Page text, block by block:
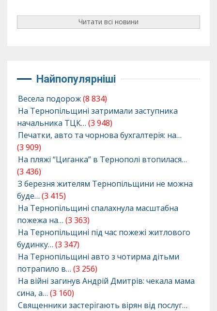
Читати всі новини
Найпопулярніші
Весела подорож(8 834)
На Тернопільщині затримали заступника
начальника ТЦК… (3 948)
Печатки, авто та чорнова бухгалтерія: на…
(3 909)
На пляжі “Циганка” в Тернополі втопилася…
(3 436)
З березня жителям Тернопільщини не можна
буде… (3 415)
На Тернопільщині спалахнула масштабна
пожежа на… (3 363)
На Тернопільщині під час пожежі житлового
будинку… (3 347)
На Тернопільщині авто з чотирма дітьми
потрапило в… (3 256)
На війні загинув Андрій Дмитрів: чекала мама
сина, а… (3 160)
Священники застерігають вірян від послуг…